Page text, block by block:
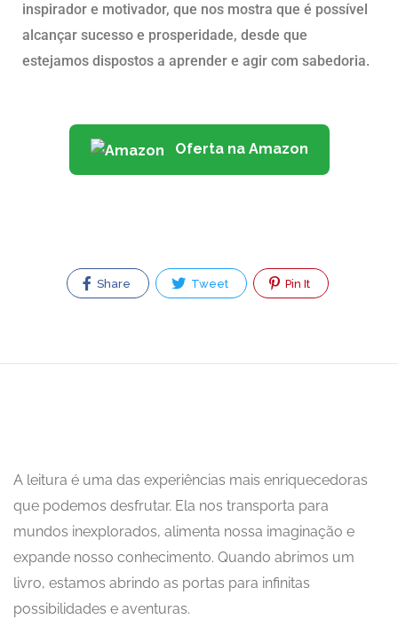
inspirador e motivador, que nos mostra que é possível
alcançar sucesso e prosperidade, desde que
estejamos dispostos a aprender e agir com sabedoria.
Oferta na Amazon
Share Tweet Pin It
A leitura é uma das experiências mais enriquecedoras
que podemos desfrutar. Ela nos transporta para
mundos inexplorados, alimenta nossa imaginação e
expande nosso conhecimento. Quando abrimos um
livro, estamos abrindo as portas para infinitas
possibilidades e aventuras.